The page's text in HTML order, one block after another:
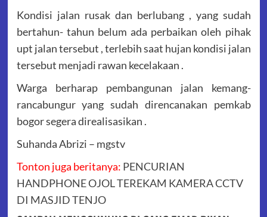
Kondisi jalan rusak dan berlubang , yang sudah
bertahun- tahun belum ada perbaikan oleh pihak
upt jalan tersebut , terlebih saat hujan kondisi jalan
tersebut menjadi rawan kecelakaan .
Warga berharap pembangunan jalan kemang-
rancabungur yang sudah direncanakan pemkab
bogor segera direalisasikan .
Suhanda Abrizi – mgstv
Tonton juga beritanya: PENCURIAN
HANDPHONE OJOL TEREKAM KAMERA CCTV
DI MASJID TENJO